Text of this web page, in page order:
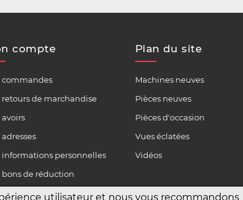
utilisateur et nous vous recommandons
compte
commandes
retours de marchandise
avoirs
adresses
informations personnelles
bons de réduction
Plan du site
Machines neuves
Pièces neuves
Pièces d'occasion
Vues éclatées
Vidéos